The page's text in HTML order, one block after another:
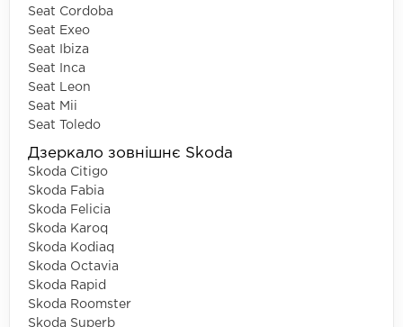
Seat Cordoba
Seat Exeo
Seat Ibiza
Seat Inca
Seat Leon
Seat Mii
Seat Toledo
Дзеркало зовнішнє Skoda
Skoda Citigo
Skoda Fabia
Skoda Felicia
Skoda Karoq
Skoda Kodiaq
Skoda Octavia
Skoda Rapid
Skoda Roomster
Skoda Superb